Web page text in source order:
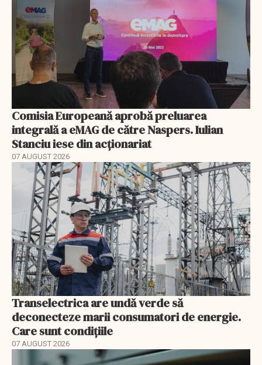
Comisia Europeană aprobă preluarea
integrală a eMAG de către Naspers. Iulian
Stanciu iese din acționariat
07 AUGUST 2026
Transelectrica are undă verde să
deconecteze marii consumatori de energie.
Care sunt condițiile
07 AUGUST 2026